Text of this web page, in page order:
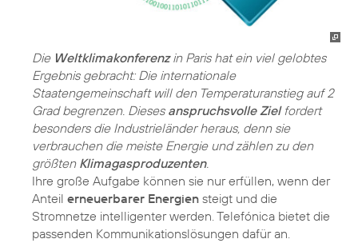
Die Weltklimakonferenzin Paris hat ein viel gelobtes
Ergebnis gebracht: Die internationale
Staatengemeinschaft will den Temperaturanstieg auf 2
Grad begrenzen. Dieses anspruchsvolle Zielfordert
besonders die Industrieländer heraus, denn sie
verbrauchen die meiste Energie und zählen zu den
größten Klimagasproduzenten.
Ihre große Aufgabe können sie nur erfüllen, wenn der
Anteil erneuerbarer Energien steigt und die
Stromnetze intelligenter werden. Telefónica bietet die
passenden Kommunikationslösungen dafür an.